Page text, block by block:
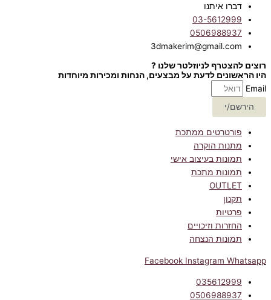
דברו איתנו
03-5612999
0506988937
3dmakerim@gmail.com
רוצים להצטרף לניוזלטר שלנו ?
היו הראשונים לדעת על מבצעים, הנחות ומכירות מיוחדות
Email
הירשם/י
פורטרטים ממתכת
מתנות הוקרה
תמונות בעיצוב אישי
תמונות מתכת
OUTLET
תקנון
פרטיות
החזרות וזיכויים
תמונות הנצחה
Facebook Instagram Whatsapp
035612999
0506988937